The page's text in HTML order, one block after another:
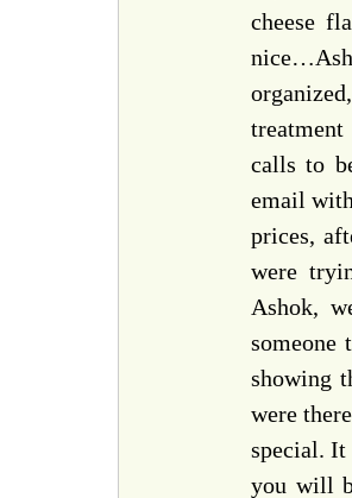
cheese
calls to
email
prices,
were
Ashok,
someone
showing
were
special. It
you will